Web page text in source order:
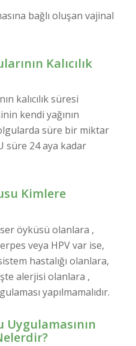
bağlı oluşan vajinal
Kalıcılık
kalıcılık süresi
kendi yağının
süre bir miktar
süre 24 aya kadar
Kimlere
öyküsü olanlara ,
veya HPV var ise,
hastalığı olanlara,
alerjisi olanlara ,
yapılmamalıdır.